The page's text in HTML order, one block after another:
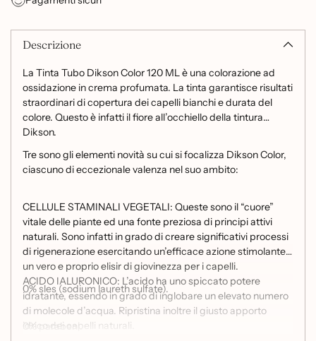
Descrizione
La Tinta Tubo Dikson Color 120 ML è una colorazione ad
ossidazione in crema profumata. La tinta garantisce risultati
straordinari di copertura dei capelli bianchi e durata del
colore. Questo è infatti il fiore all’occhiello della tintura
Dikson.
Tre sono gli elementi novità su cui si focalizza Dikson Color,
ciascuno di eccezionale valenza nel suo ambito:
CELLULE STAMINALI VEGETALI: Queste sono il “cuore”
vitale delle piante ed una fonte preziosa di principi attivi
naturali. Sono infatti in grado di creare significativi processi
di rigenerazione esercitando un’efficace azione stimolante,
un vero e proprio elisir di giovinezza per i capelli.
ACIDO IALURONICO: L’acido ha uno spiccato potere
idratante, essendo in grado di inglobare un elevato numero
di molecole d’acqua. Ripristina inoltre il giusto apporto
idrico dei capelli naturali.
0% sles (sodium laureth sulfate).
0% parabeni.